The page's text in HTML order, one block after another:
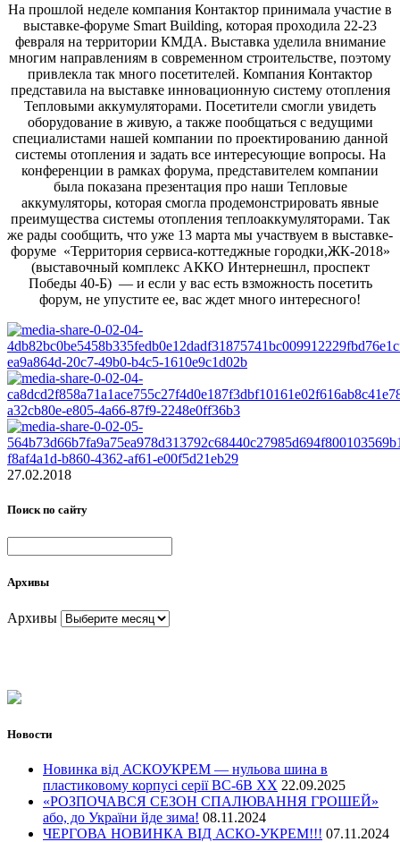
На прошлой неделе компания Контактор принимала участие в
выставке-форуме Smart Building, которая проходила 22-23
февраля на территории КМДА. Выставка уделила внимание
многим направлениям в современном строительстве, поэтому
привлекла так много посетителей. Компания Контактор
представила на выставке инновационную систему отопления
Тепловыми аккумуляторами. Посетители смогли увидеть
оборудование в живую, а также пообщаться с ведущими
специалистами нашей компании по проектированию данной
системы отопления и задать все интересующие вопросы. На
конференции в рамках форума, представителем компании
была показана презентация про наши Тепловые
аккумуляторы, которая смогла продемонстрировать явные
преимущества системы отопления теплоаккумуляторами. Так
же рады сообщить, что уже 13 марта мы участвуем в выставке-
форуме «Территория сервиса-коттеджные городки,ЖК-2018»
(выставочный комплекс АККО Интернешнл, проспект
Победы 40-Б) — и если у вас есть взможность посетить
форум, не упустите ее, вас ждет много интересного!
27.02.2018
Поиск по сайту
Архивы
Архивы
Новости
Новинка від АСКОУКРЕМ — нульова шина в
пластиковому корпусі серії ВС-6В ХХ 22.09.2025
«РОЗПОЧАВСЯ СЕЗОН СПАЛЮВАННЯ ГРОШЕЙ»
або, до України йде зима! 08.11.2024
ЧЕРГОВА НОВИНКА ВІД АСКО-УКРЕМ!!! 07.11.2024